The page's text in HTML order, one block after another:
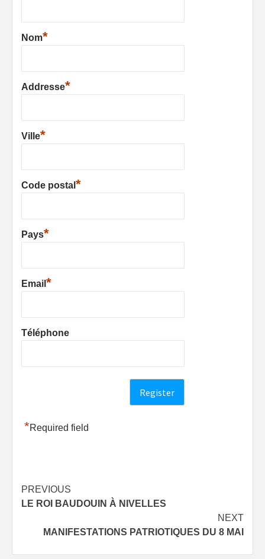
Nom*
Addresse*
Ville*
Code postal *
Pays*
Email *
Téléphone
*Required field
Post
navigation
PREVIOUS
LE ROI BAUDOUIN À NIVELLES
NEXT
MANIFESTATIONS PATRIOTIQUES DU 8 MAI